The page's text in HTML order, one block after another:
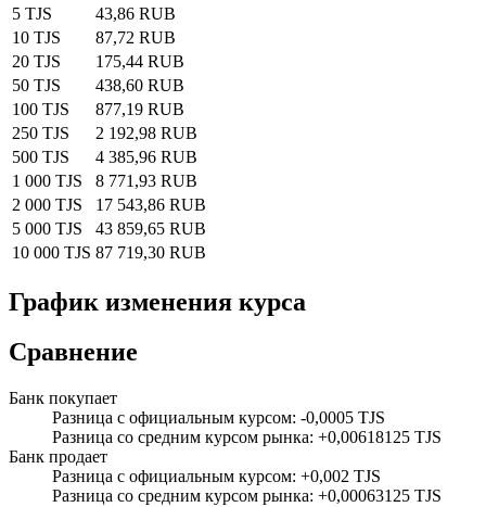
5 TJS
43,86 RUB
10 TJS
87,72 RUB
20 TJS
175,44 RUB
50 TJS
438,60 RUB
100 TJS
877,19 RUB
250 TJS
2 192,98 RUB
500 TJS
4 385,96 RUB
1 000 TJS
8 771,93 RUB
2 000 TJS
17 543,86 RUB
5 000 TJS
43 859,65 RUB
10 000 TJS 87 719,30 RUB
График изменения курса
Сравнение
Банк покупает
Разница с официальным курсом: -0,0005 TJS
Разница со средним курсом рынка: +0,00618125 TJS
Банк продает
Разница с официальным курсом: +0,002 TJS
Разница со средним курсом рынка: +0,00063125 TJS